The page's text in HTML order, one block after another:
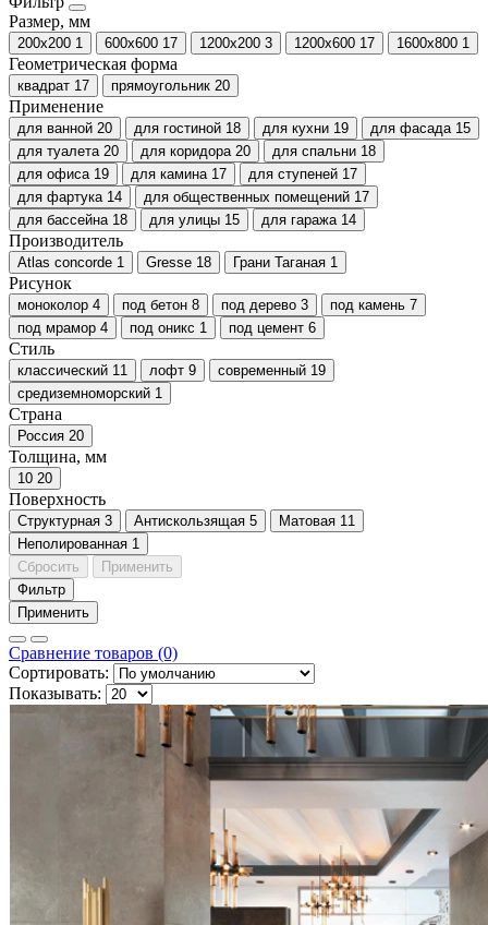
Размер, мм
200x200 1 600х600 17 1200х200 3 1200х600 17 1600x800 1
Геометрическая форма
квадрат 17 прямоугольник 20
Применение
для ванной 20 для гостиной 18 для кухни 19 для фасада 15
для туалета 20 для коридора 20 для спальни 18
для офиса 19 для камина 17 для ступеней 17
для фартука 14 для общественных помещений 17
для бассейна 18 для улицы 15 для гаража 14
Производитель
Atlas concorde 1 Gresse 18 Грани Таганая 1
Рисунок
моноколор 4 под бетон 8 под дерево 3 под камень 7
под мрамор 4 под оникс 1 под цемент 6
Стиль
классический 11 лофт 9 современный 19
средиземноморский 1
Страна
Россия 20
Толщина, мм
10 20
Поверхность
Cтруктурная 3 Антискользящая 5 Матовая 11
Неполированная 1
Сбросить
Применить
Фильтр
Применить
Сравнение товаров (0)
Сортировать:
Показывать: